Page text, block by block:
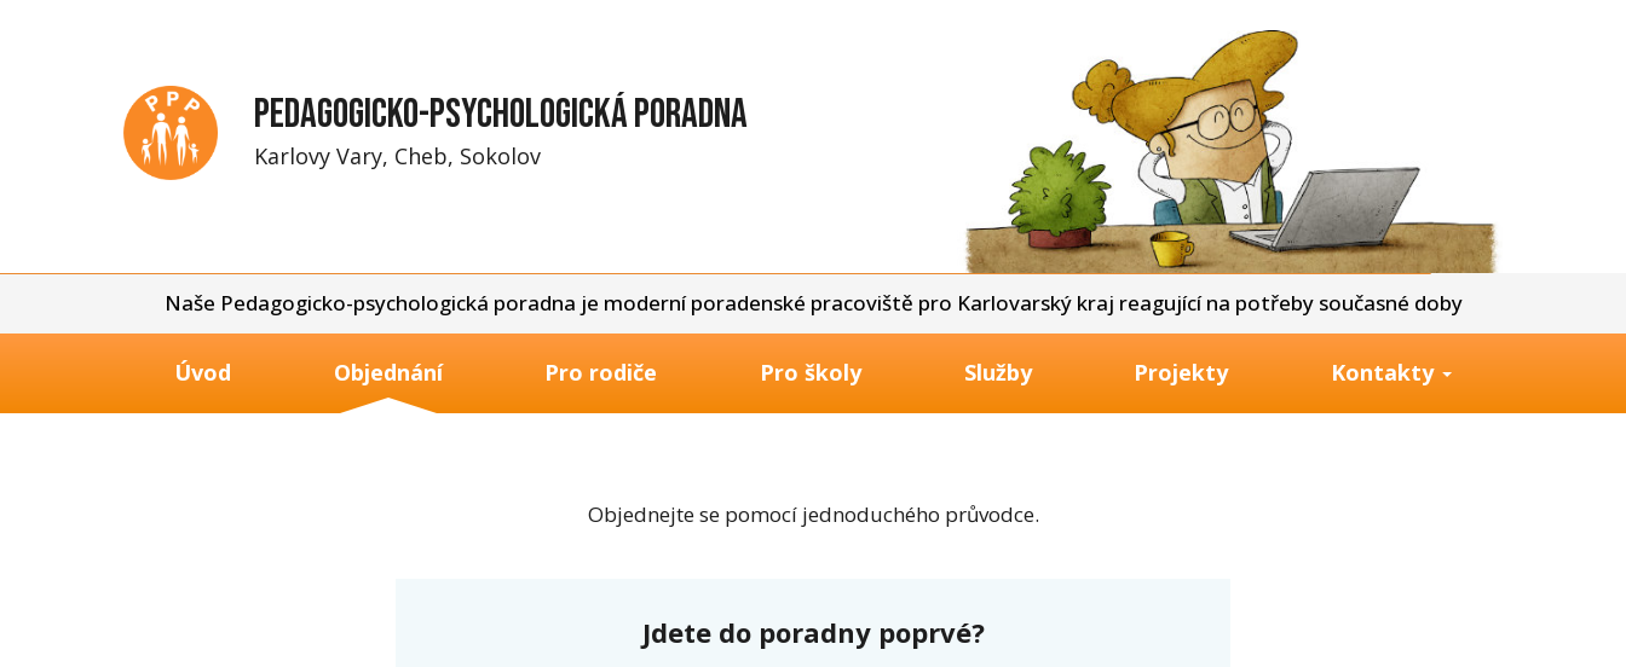
Pedagogicko-psychologická poradna
Karlovy Vary, Cheb, Sokolov
Naše Pedagogicko-psychologická poradna je moderní poradenské pracoviště pro Karlovarský kraj reagující na potřeby současné doby
Úvod Objednání Pro rodiče Pro školy Služby Projekty Kontakty
Objednejte se pomocí jednoduchého průvodce.
Jdete do poradny poprvé?